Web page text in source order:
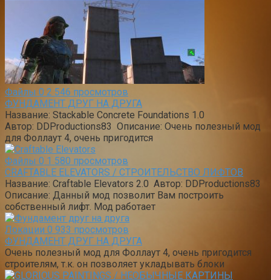
Файлы 0 2 546 просмотров
ФУНДАМЕНТ ДРУГ НА ДРУГА
Название: Stackable Concrete Foundations 1.0
Автор: DDProductions83 Описание: Очень полезный мод
для Фоллаут 4, очень пригодится
Файлы 0 1 580 просмотров
CRAFTABLE ELEVATORS / СТРОИТЕЛЬСТВО ЛИФТОВ
Название: Craftable Elevators 2.0 Автор: DDProductions83
Описание: Данный мод позволит Вам построить
собственный лифт. Мод работает
Локации 0 933 просмотров
ФУНДАМЕНТ ДРУГ НА ДРУГА
Очень полезный мод для Фоллаут 4, очень пригодится
строителям, т.к. он позволяет укладывать блоки